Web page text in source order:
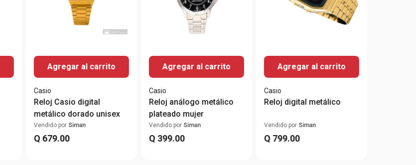
Agregar al carrito
Casio
Reloj Casio digital
metálico dorado unisex
Vendido por Siman
Q 679.00
Agregar al carrito
Casio
Reloj análogo metálico
plateado mujer
Vendido por Siman
Q 399.00
Agregar al carrito
Casio
Reloj digital metálico
Vendido por Siman
Q 799.00